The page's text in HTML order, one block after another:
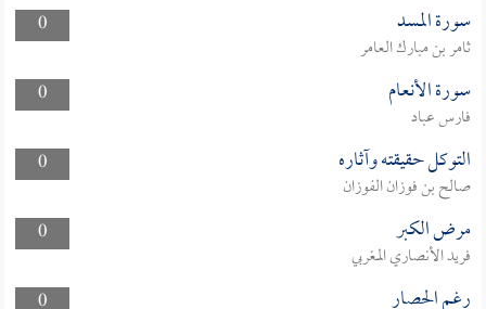
0 سورة المسد
ثامر بن مبارك العامر
0
سورة الأنعام
فارس عباد
0
التوكل حقيقته وآثاره
صالح بن فوزان الفوزان
0
مرض الكبر
فريد الأنصاري المغربي
رغم الحصار